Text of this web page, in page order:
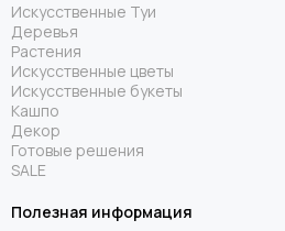
Искусственные Туи
Деревья
Растения
Искусственные цветы
Искусственные букеты
Кашпо
Декор
Готовые решения
SALE
Полезная информация